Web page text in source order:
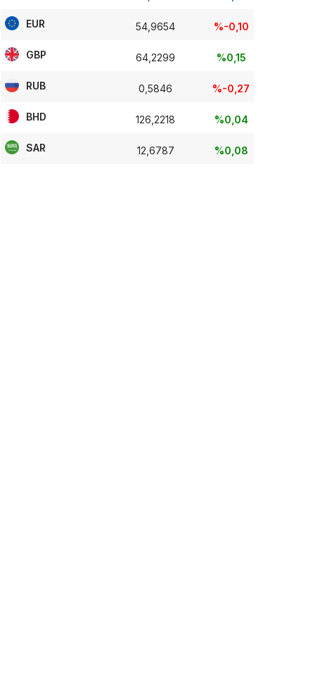
EUR 54,9654 %-0,10
GBP 64,2299 %0,15
RUB 0,5846 %-0,27
BHD 126,2218 %0,04
SAR 12,6787 %0,08